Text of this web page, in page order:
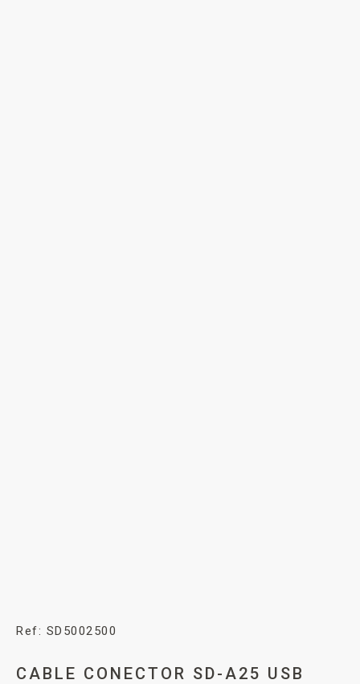
Ref: SD5002500
CABLE CONECTOR SD-A25 USB